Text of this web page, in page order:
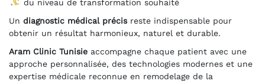
du niveau de transformation souhaité
Un diagnostic médical précisreste indispensable pour
obtenir un résultat harmonieux, naturel et durable.
Aram Clinic Tunisie accompagne chaque patient avec une
approche personnalisée, des technologies modernes et une
expertise médicale reconnue en remodelage de la